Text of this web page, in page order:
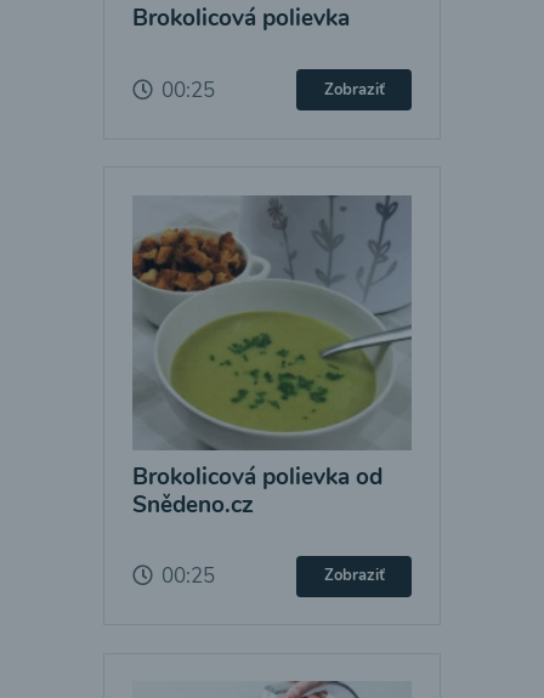
Brokolicová polievka
00:25 Zobraziť
Brokolicová polievka od
Snědeno.cz
00:25 Zobraziť